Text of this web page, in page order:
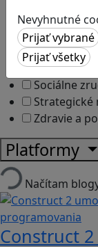
Nevyhnutné
Logické
Ľudské
Motorika a
Sociálne
Strategické
Zdravie a
Platformy
Načítam
Construct